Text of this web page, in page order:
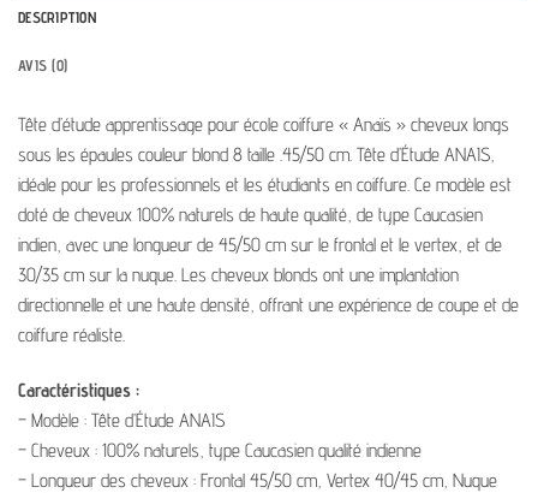
DESCRIPTION
AVIS (0)
Tête d’étude apprentissage pour école coiffure « Anaïs » cheveux longs
sous les épaules couleur blond 8 taille .45/50 cm. Tête d’Étude ANAIS,
idéale pour les professionnels et les étudiants en coiffure. Ce modèle est
doté de cheveux 100% naturels de haute qualité, de type Caucasien
indien, avec une longueur de 45/50 cm sur le frontal et le vertex, et de
30/35 cm sur la nuque. Les cheveux blonds ont une implantation
directionnelle et une haute densité, offrant une expérience de coupe et de
coiffure réaliste.
Caractéristiques :
– Modèle : Tête d’Étude ANAIS
– Cheveux : 100% naturels, type Caucasien qualité indienne
– Longueur des cheveux : Frontal 45/50 cm, Vertex 40/45 cm, Nuque